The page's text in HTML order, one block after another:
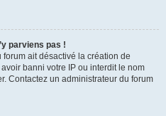
parviens pas !
forum ait désactivé la création de
banni votre IP ou interdit le nom
Contactez un administrateur du forum